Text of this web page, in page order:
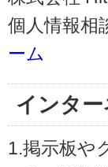
個人情報相
ーム
インタ
1.掲示板や